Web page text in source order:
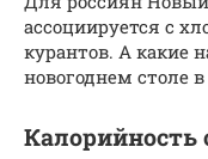
ассоциируется с
курантов. А какие
новогоднем столе
Калорийность